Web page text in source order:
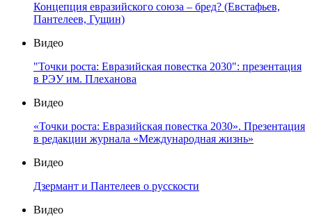
Концепция евразийского союза – бред? (Евстафьев,
Пантелеев, Гущин)
Видео
"Точки роста: Евразийская повестка 2030": презентация
в РЭУ им. Плеханова
Видео
«Точки роста: Евразийская повестка 2030». Презентация
в редакции журнала «Международная жизнь»
Видео
Дзермант и Пантелеев о русскости
Видео